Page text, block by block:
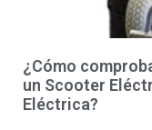
¿Cómo
un Scooter
Eléctrica?